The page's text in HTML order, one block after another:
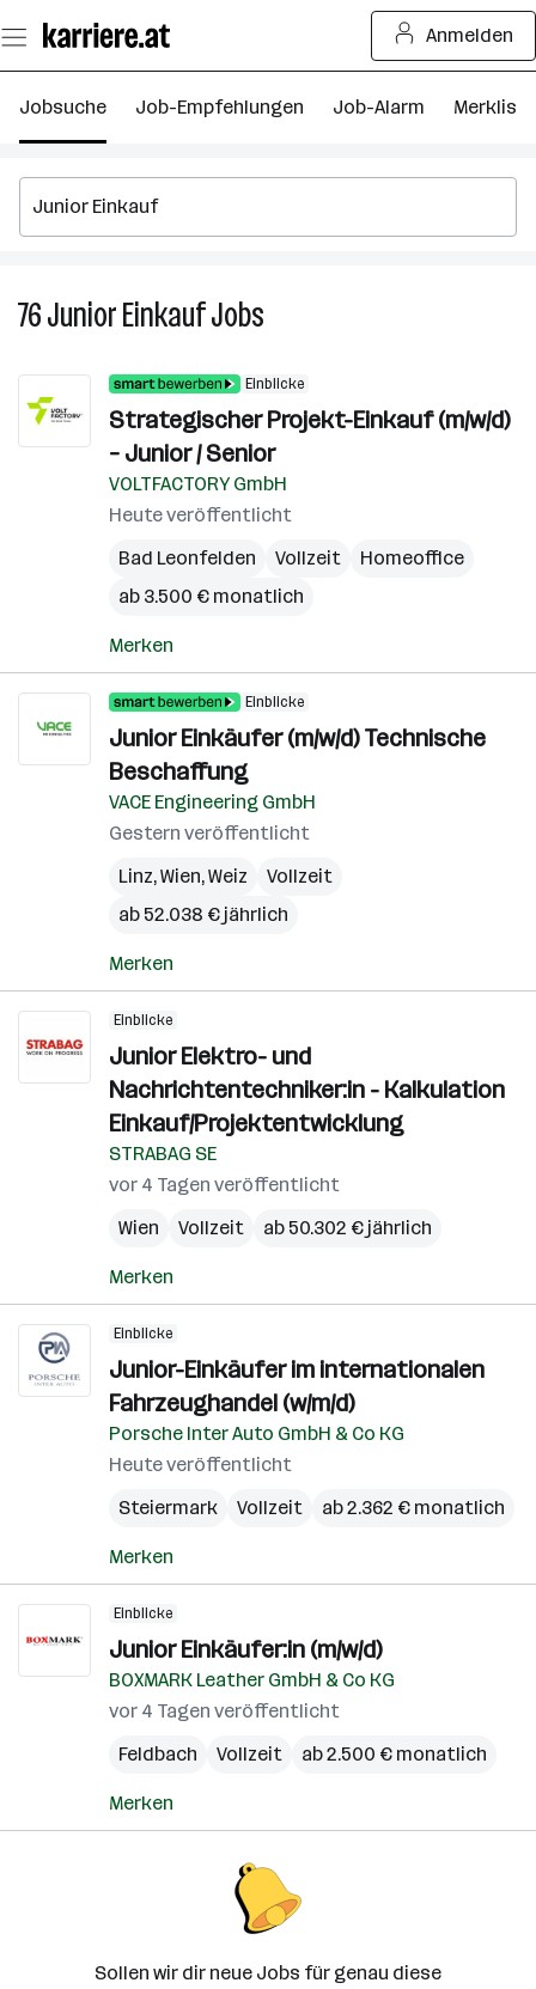
Seiteninhalt
springen
Anmelden
Jobsuche Job-Empfehlungen Job-Alarm Merkliste
76Junior EinkaufJobs
Jobs
Einblicke
Strategischer Projekt-Einkauf (m/w/d)
– Junior / Senior
VOLTFACTORY GmbH
Heute veröffentlicht
Bad Leonfelden
Vollzeit
Homeoffice
ab 3.500 € monatlich
Merken
Einblicke
Junior Einkäufer (m/w/d) Technische
Beschaffung
VACE Engineering GmbH
Gestern veröffentlicht
Linz,Wien,Weiz
Vollzeit
ab 52.038 € jährlich
Merken
Einblicke
Junior Elektro- und
Nachrichtentechniker:in - Kalkulation
Einkauf/Projektentwicklung
STRABAG SE
vor 4 Tagen veröffentlicht
Wien
Vollzeit ab 50.302 € jährlich
Merken
Einblicke
Junior-Einkäufer im internationalen
Fahrzeughandel (w/m/d)
Porsche Inter Auto GmbH & Co KG
Heute veröffentlicht
Steiermark
Vollzeit ab 2.362 € monatlich
Merken
Einblicke
Junior Einkäufer:in (m/w/d)
BOXMARK Leather GmbH & Co KG
vor 4 Tagen veröffentlicht
Feldbach
Vollzeit ab 2.500 € monatlich
Merken
Sollen wir dir neue Jobs für genau diese